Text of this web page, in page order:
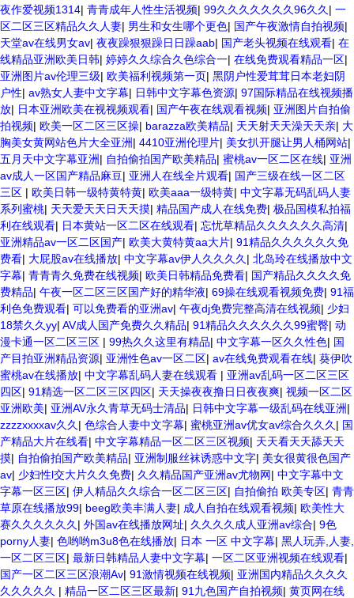
夜作爱视频1314| 青青成年人性生活视频| 99久久久久久久久96久久 | 一
区二区三区精品久久人妻| 男生和女生哪个更色| 国产午夜激情自拍视频|
天堂av在线男女av| 夜夜躁狠狠躁日日躁aab| 国产老头视频在线观看| 在
线精品亚洲欧美日韩| 婷婷久久综合久色综合一| 在线免费观看精品一区|
亚洲图片av伦理三级| 欧美福利视频第一页| 黑阴户性爱茸茸日本老妇阴
户性| av熟女人妻中文字幕| 日韩中文字幕色资源| 97国际精品在线视频播
放| 日本亚洲欧美在视视频观看| 国产午夜在线观看视频| 亚洲图片自拍偷
拍视频| 欧美一区二区三区操| barazza欧美精品| 天天射天天澡天天亲| 大
胸美女黄网站色片大全亚洲| 4410亚洲伦理片| 美女扒开腿让男人桶网站|
五月天中文字幕亚洲| 自拍偷拍国产欧美精品| 蜜桃av一区二区在线| 亚洲
av成人一区国产精品麻豆| 亚洲人在线全片观看| 国产三级在线一区二区
三区 | 欧美日韩一级特黄特黄| 欧美aaa一级特黄| 中文字幕无码乱码人妻
系列蜜桃| 天天爱天天日天天摸| 精品国产成人在线免费| 极品国模私拍福
利在线观看| 日本黄站一区二区在线观看| 忘忧草精品久久久久久久高清|
亚洲精品av一区二区国产| 欧美大黄特黄aa大片| 91精品久久久久久久免
费看| 大屁股av在线播放| 中文字幕av伊人久久久久 | 北岛玲在线播放中文
字幕| 青青青久免费在线视频| 欧美日韩精品免费看| 国产精品久久久久免
费精品| 午夜一区二区三区国产好的精华液| 69操在线观看视频免费| 91福
利色免费观看| 可以免费看的亚洲av| 午夜dj免费完整高清在线视频| 少妇
18禁久久yy| AV成人国产免费久久精品| 91精品久久久久久久99蜜臀| 动
漫卡通一区二区三区 | 99热久久这里有精品| 中文字幕一区久久性色| 国
产目拍亚洲精品资源| 亚洲性色av一区二区| av在线免费观看在线| 葵伊吹
蜜桃av在线播放| 中文字幕乱码人妻在线观看 | 亚洲av乱码一区二区三区
四区| 91精选一区二区三区四区| 天天操夜夜撸日日夜夜爽| 视频一区二区
亚洲欧美| 亚洲AV永久青草无码士清品| 日韩中文字幕一级乱码在线亚洲|
zzzzxxxxav久久 | 色综合人妻中文字幕| 蜜桃亚洲av优女av综合久久久 | 国
产精品大片在线看| 中文字幕精品一区二区三区视频| 天天看天天舔天天
摸| 自拍偷拍国产欧美精品| 亚洲制服丝袜诱惑中文字| 美女很黄很色国产
av| 少妇性l交大片久久免费| 久久精品国产亚洲av尤物网| 中文字幕中文
字幕一区三区| 伊人精品久久综合一区二区三区| 自拍偷拍 欧美专区| 青青
草原在线播放99| beeg欧美丰满人妻| 成人自拍在线观看视频| 欧美性大
赛久久久久久久 | 外国av在线播放网址| 久久久久成人亚洲av综合| 9色
porny人妻| 色哟哟m3u8色在线播放| 日本 一区 中文字幕| 黑人玩弄,人妻,
一区二区三区| 最新日韩精品人妻中文字幕| 一区二区亚洲视频在线观看|
国产一区二区三区浪潮Av| 91激情视频在线视频| 亚洲国内精品久久久久
久久久久久 | 精品一区二区三区最新| 91九色国产自拍视频| 黄页网在线